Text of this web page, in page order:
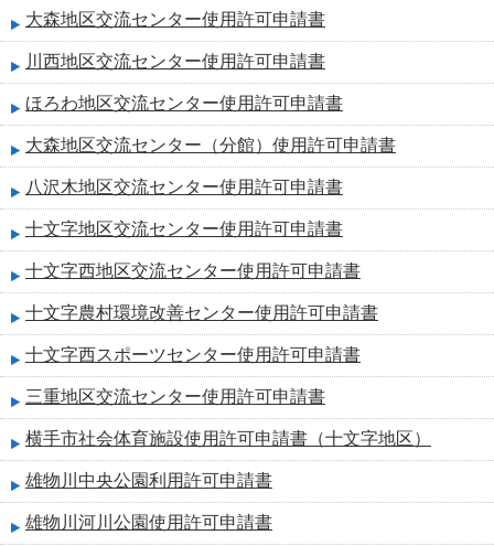
大森地区交流センター使用許可申請書
川西地区交流センター使用許可申請書
ほろわ地区交流センター使用許可申請書
大森地区交流センター（分館）使用許可申請書
八沢木地区交流センター使用許可申請書
十文字地区交流センター使用許可申請書
十文字西地区交流センター使用許可申請書
十文字農村環境改善センター使用許可申請書
十文字西スポーツセンター使用許可申請書
三重地区交流センター使用許可申請書
横手市社会体育施設使用許可申請書（十文字地区）
雄物川中央公園利用許可申請書
雄物川河川公園使用許可申請書